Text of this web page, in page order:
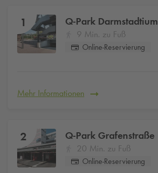
1 Q-Park Darmstadtium
9 Min. zu Fuß
Online-Reservierung
Mehr Informationen
2 Q-Park Grafenstraße
20 Min. zu Fuß
Online-Reservierung